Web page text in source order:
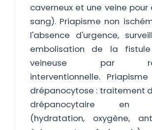
caverneux et une veine pour
sang). Priapisme non
l'absence d'urgence,
embolisation de la
veineuse par
interventionnelle.
drépanocytose : traitement
drépanocytaire en
(hydratation, oxygène,